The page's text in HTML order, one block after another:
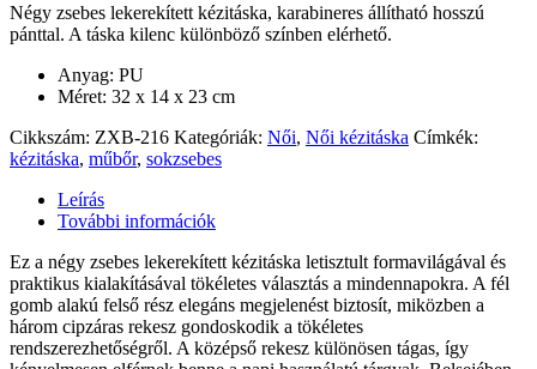
Négy zsebes lekerekített kézitáska, karabineres állítható hosszú
pánttal. A táska kilenc különböző színben elérhető.
Anyag: PU
Méret: 32 x 14 x 23 cm
Cikkszám: ZXB-216 Kategóriák: Női, Női kézitáska Címkék:
kézitáska, műbőr, sokzsebes
Leírás
További információk
Ez a négy zsebes lekerekített kézitáska letisztult formavilágával és
praktikus kialakításával tökéletes választás a mindennapokra. A fél
gomb alakú felső rész elegáns megjelenést biztosít, miközben a
három cipzáras rekesz gondoskodik a tökéletes
rendszerezhetőségről. A középső rekesz különösen tágas, így